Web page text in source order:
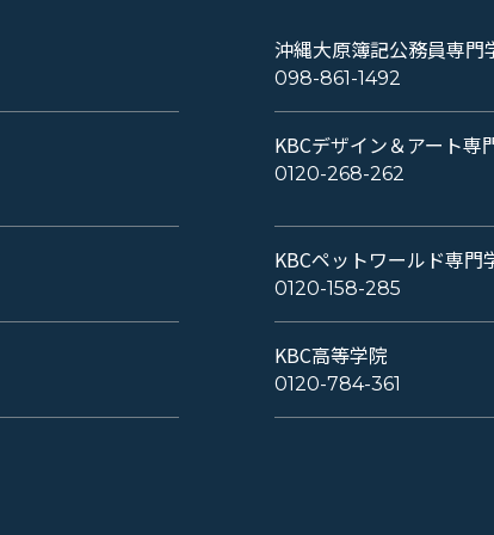
沖縄大原簿記公務員専門
098-861-1492
KBCデザイン＆アート専
0120-268-262
KBCペットワールド専門
0120-158-285
KBC高等学院
0120-784-361